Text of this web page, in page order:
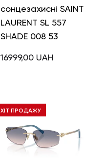
сонцезахисні SAINT
LAURENT SL 557
SHADE 008 53
16999,00 UAH
ХІТ ПРОДАЖУ